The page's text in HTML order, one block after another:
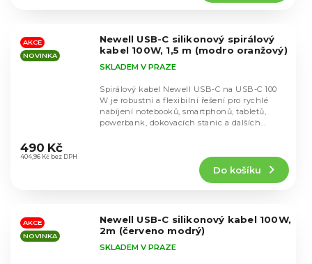
hvězdiček.
AKCE
NOVINKA
Newell USB-C silikonový spirálový
kabel 100W, 1,5 m (modro oranžový)
hodnocení
produktu
hvězdiček.
SKLADEM V PRAZE
404,96 Kč bez DPH
490 Kč
Do košíku
Spirálový kabel Newell USB-C na USB-C 100
W je robustní a flexibilní řešení pro rychlé
nabíjení notebooků, smartphonů, tabletů,
powerbank, dokovacích stanic a dalších
AKCE
NOVINKA
Newell USB-C silikonový kabel 100W,
2m (červeno modrý)
SKLADEM V PRAZE